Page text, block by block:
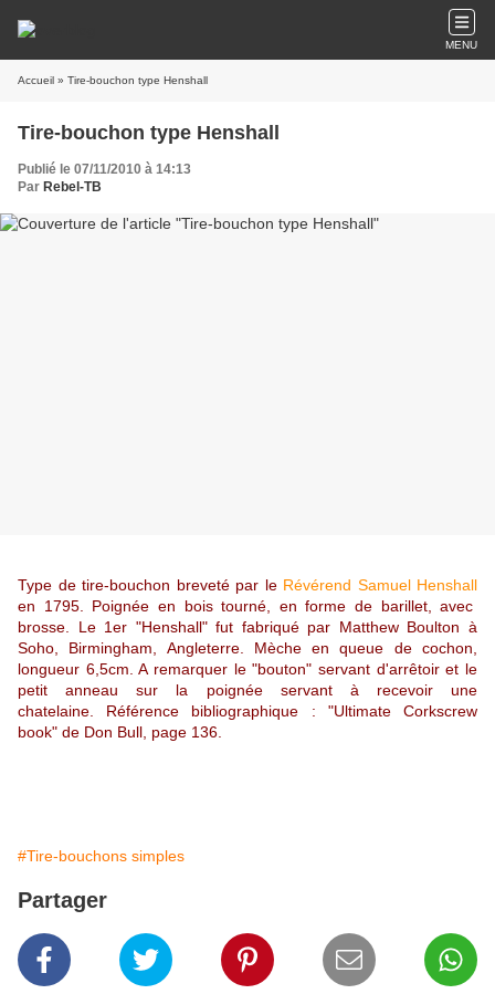
MENU
Accueil » Tire-bouchon type Henshall
Tire-bouchon type Henshall
Publié le 07/11/2010 à 14:13
Par Rebel-TB
Type de tire-bouchon breveté par le Révérend Samuel Henshall
en 1795. Poignée en bois tourné, en forme de barillet, avec
brosse. Le 1er "Henshall" fut fabriqué par Matthew Boulton à
Soho, Birmingham, Angleterre. Mèche en queue de cochon,
longueur 6,5cm. A remarquer le "bouton" servant d'arrêtoir et le
petit anneau sur la poignée servant à recevoir une
chatelaine. Référence bibliographique : "Ultimate Corkscrew
book" de Don Bull, page 136.
#Tire-bouchons simples
Partager